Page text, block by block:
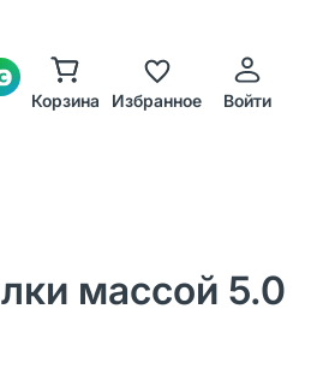
Корзина Избранное Войти
массой 5.0